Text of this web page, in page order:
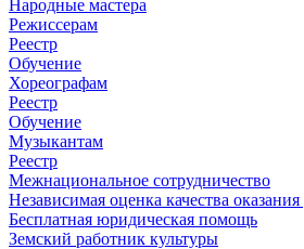
Народные мастера
Режиссерам
Реестр
Обучение
Хореографам
Реестр
Обучение
Музыкантам
Реестр
Межнациональное сотрудничество
Независимая оценка качества оказания
Бесплатная юридическая помощь
Земский работник культуры